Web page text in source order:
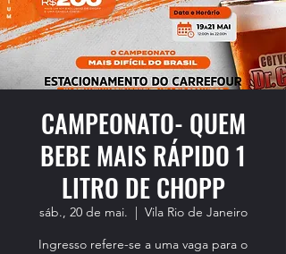
CAMPEONATO- QUEM
BEBE MAIS RÁPIDO 1
LITRO DE CHOPP
sáb., 20 de mai.
  |
Vila Rio de Janeiro
Ingresso refere-se a uma vaga para o